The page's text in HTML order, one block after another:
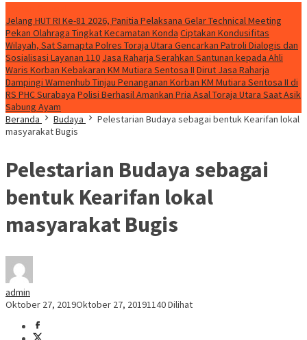
Jelang HUT RI Ke-81 2026, Panitia Pelaksana Gelar Technical Meeting
Pekan Olahraga Tingkat Kecamatan Konda Ciptakan Kondusifitas
Wilayah, Sat Samapta Polres Toraja Utara Gencarkan Patroli Dialogis dan
Sosialisasi Layanan 110 Jasa Raharja Serahkan Santunan kepada Ahli
Waris Korban Kebakaran KM Mutiara Sentosa II Dirut Jasa Raharja
Dampingi Wamenhub Tinjau Penanganan Korban KM Mutiara Sentosa II di
RS PHC Surabaya Polisi Berhasil Amankan Pria Asal Toraja Utara Saat Asik
Sabung Ayam
Beranda
Budaya
Pelestarian Budaya sebagai bentuk Kearifan lokal
masyarakat Bugis
Pelestarian Budaya sebagai
bentuk Kearifan lokal
masyarakat Bugis
admin
Oktober 27, 2019Oktober 27, 20191140 Dilihat